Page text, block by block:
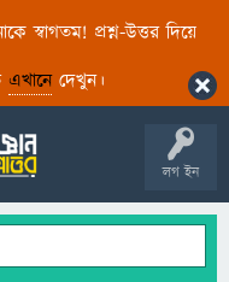
স্বাগতম! প্রশ্ন-উত্তর দিয়ে
এখানেদেখুন।
লগ ইন